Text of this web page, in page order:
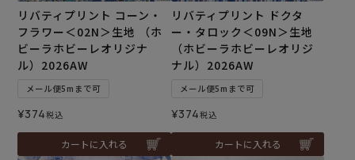
リバティプリント コーン・
フラワー＜02N＞生地 （ホ
ビーラホビーレオリジナ
ル）2026AW
メール便5mまで可
¥374税込
カートに入れる
リバティプリント ドクタ
ー・タロック＜09N＞生地
（ホビーラホビーレオリジ
ナル）2026AW
メール便5mまで可
¥374税込
カートに入れる